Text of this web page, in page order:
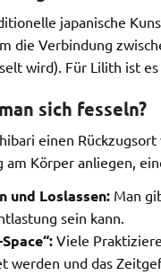
japanische
die Verbindung
wird). Für Lilith ist
sich fesseln?
einen
am Körper anliegen,
und Loslassen:Man
sein kann.
Viele
werden und das